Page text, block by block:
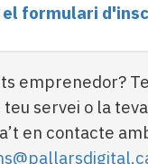
formulari
emprenedor?
servei o la
en contacte